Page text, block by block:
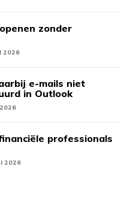
zonder
2026
e-mails niet
in Outlook
professionals
2026